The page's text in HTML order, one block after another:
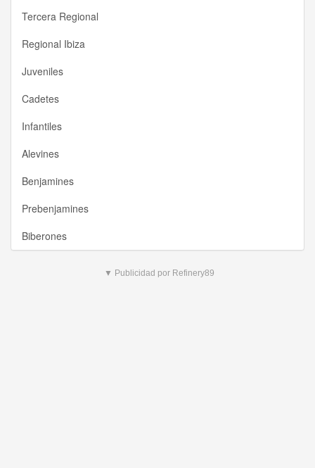
Tercera Regional
Regional Ibiza
Juveniles
Cadetes
Infantiles
Alevines
Benjamines
Prebenjamines
Biberones
▼ Publicidad por Refinery89